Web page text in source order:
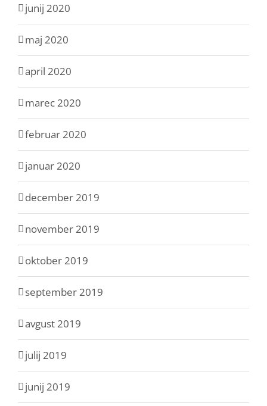
junij 2020
maj 2020
april 2020
marec 2020
februar 2020
januar 2020
december 2019
november 2019
oktober 2019
september 2019
avgust 2019
julij 2019
junij 2019